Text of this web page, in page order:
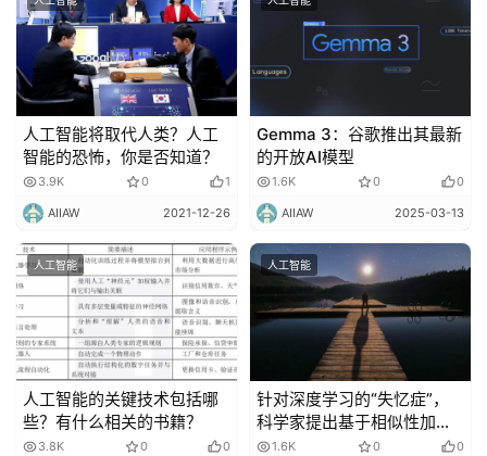
人工智能将取代人类？人工
智能的恐怖，你是否知道？
3.9K 0 1
AIIAW 2021-12-26
Gemma 3：谷歌推出其最新
的开放AI模型
1.6K 0 0
AIIAW 2025-03-13
人工智能
人工智能的关键技术包括哪
些？有什么相关的书籍？
3.8K 0 0
人工智能
针对深度学习的“失忆症”，
科学家提出基于相似性加权
交错学习，登上PNAS
1.6K 0 0